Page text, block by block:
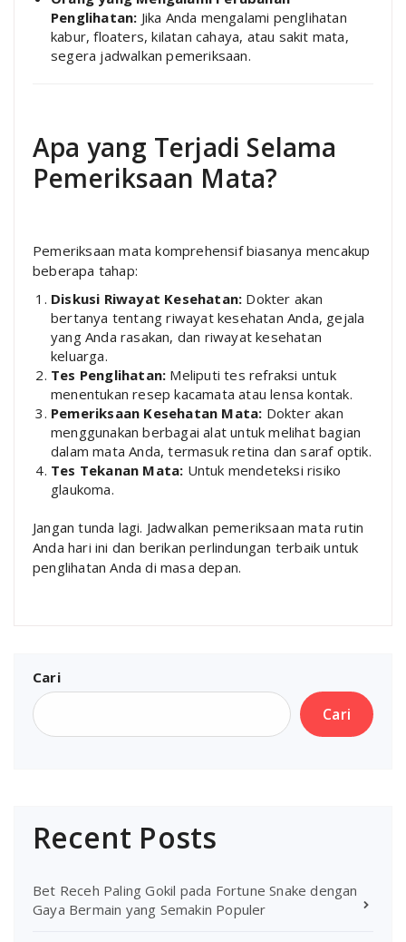
Penglihatan: Jika Anda mengalami penglihatan
kabur, floaters, kilatan cahaya, atau sakit mata,
segera jadwalkan pemeriksaan.
Apa yang Terjadi Selama
Pemeriksaan Mata?
Pemeriksaan mata komprehensif biasanya mencakup
beberapa tahap:
Diskusi Riwayat Kesehatan: Dokter akan
bertanya tentang riwayat kesehatan Anda, gejala
yang Anda rasakan, dan riwayat kesehatan
keluarga.
Tes Penglihatan: Meliputi tes refraksi untuk
menentukan resep kacamata atau lensa kontak.
Pemeriksaan Kesehatan Mata: Dokter akan
menggunakan berbagai alat untuk melihat bagian
dalam mata Anda, termasuk retina dan saraf optik.
Tes Tekanan Mata: Untuk mendeteksi risiko
glaukoma.
Jangan tunda lagi. Jadwalkan pemeriksaan mata rutin
Anda hari ini dan berikan perlindungan terbaik untuk
penglihatan Anda di masa depan.
Cari
Cari
Recent Posts
Bet Receh Paling Gokil pada Fortune Snake dengan
Gaya Bermain yang Semakin Populer